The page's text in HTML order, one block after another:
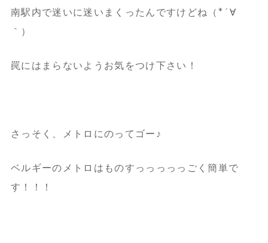
南駅内で迷いに迷いまくったんですけどね（*´∀
｀）
罠にはまらないようお気をつけ下さい！
さっそく、メトロにのってゴー♪
ベルギーのメトロはものすっっっっっごく簡単で
す！！！